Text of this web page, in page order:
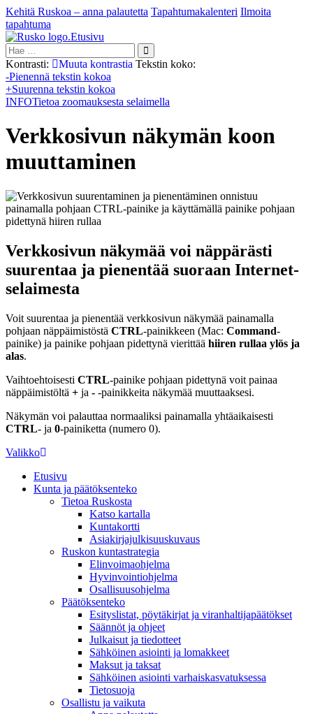
Kehitä Ruskoa – anna palautetta Tapahtumakalenteri Ilmoita
tapahtuma
Etusivu
Hae:
Kontrasti:
Muuta kontrastia Tekstin koko:
-Pienennä tekstin kokoa
+Suurenna tekstin kokoa
INFOTietoa zoomauksesta selaimella
Verkkosivun näkymän koon
muuttaminen
Verkkosivun näkymää voi näppärästi
suurentaa ja pienentää suoraan Internet-
selaimesta
Voit suurentaa ja pienentää verkkosivun näkymää painamalla
pohjaan näppäimistöstä CTRL-painikkeen (Mac: Command-
painike) ja painike pohjaan pidettynä vierittää hiiren rullaa ylös ja
alas.
Vaihtoehtoisesti CTRL-painike pohjaan pidettynä voit painaa
näppäimistöltä + ja - -painikkeita näkymää muuttaaksesi.
Näkymän voi palauttaa normaaliksi painamalla yhtäaikaisesti
CTRL- ja 0-painiketta (numero 0).
Valikko
Etusivu
Kunta ja päätöksenteko
Tietoa Ruskosta
Katso kartalla
Kuntakortti
Asiakirjajulkisuuskuvaus
Ruskon kuntastrategia
Elinvoimaohjelma
Hyvinvointiohjelma
Osallisuusohjelma
Päätöksenteko
Esityslistat, pöytäkirjat ja viranhaltijapäätökset
Säännöt ja ohjeet
Julkaisut ja tiedotteet
Sähköinen asiointi ja lomakkeet
Maksut ja taksat
Sähköinen asiointi varhaiskasvatuksessa
Tietosuoja
Osallistu ja vaikuta